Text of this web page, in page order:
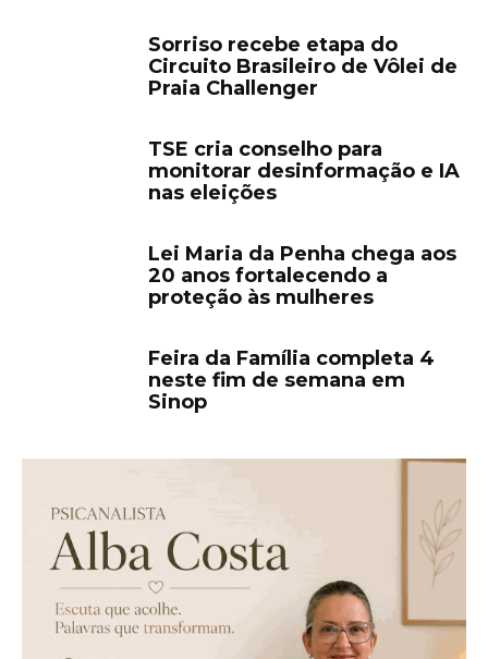
Sorriso recebe etapa do
Circuito Brasileiro de Vôlei de
Praia Challenger
TSE cria conselho para
monitorar desinformação e IA
nas eleições
Lei Maria da Penha chega aos
20 anos fortalecendo a
proteção às mulheres
Feira da Família completa 4
neste fim de semana em
Sinop